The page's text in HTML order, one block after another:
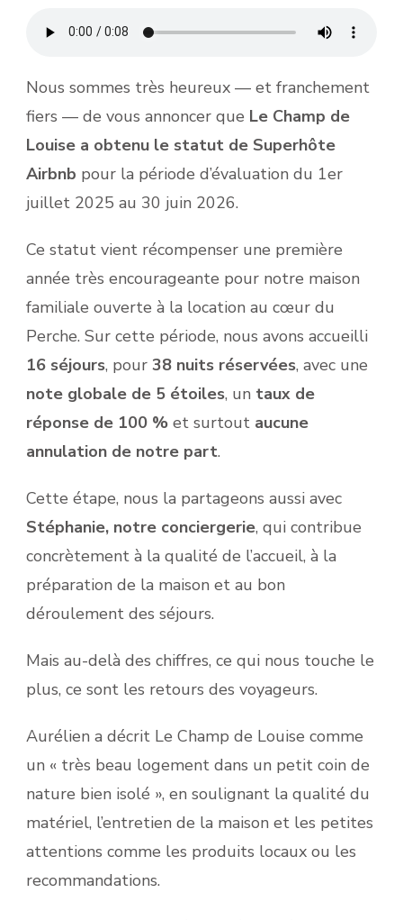
Nous sommes très heureux — et franchement
fiers — de vous annoncer que Le Champ de
Louise a obtenu le statut de Superhôte
Airbnb pour la période d’évaluation du 1er
juillet 2025 au 30 juin 2026.
Ce statut vient récompenser une première
année très encourageante pour notre maison
familiale ouverte à la location au cœur du
Perche. Sur cette période, nous avons accueilli
16 séjours, pour 38 nuits réservées, avec une
note globale de 5 étoiles, un taux de
réponse de 100 % et surtout aucune
annulation de notre part.
Cette étape, nous la partageons aussi avec
Stéphanie, notre conciergerie, qui contribue
concrètement à la qualité de l’accueil, à la
préparation de la maison et au bon
déroulement des séjours.
Mais au-delà des chiffres, ce qui nous touche le
plus, ce sont les retours des voyageurs.
Aurélien a décrit Le Champ de Louise comme
un « très beau logement dans un petit coin de
nature bien isolé », en soulignant la qualité du
matériel, l’entretien de la maison et les petites
attentions comme les produits locaux ou les
recommandations.